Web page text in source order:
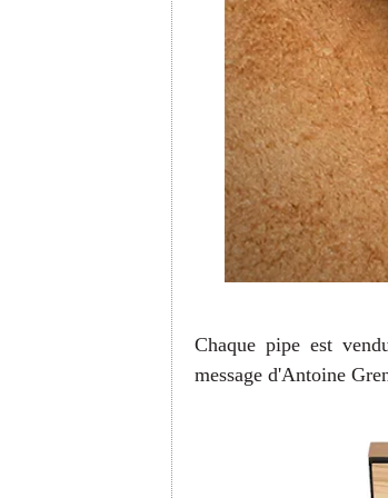
Chaque pipe est
message d'Antoine